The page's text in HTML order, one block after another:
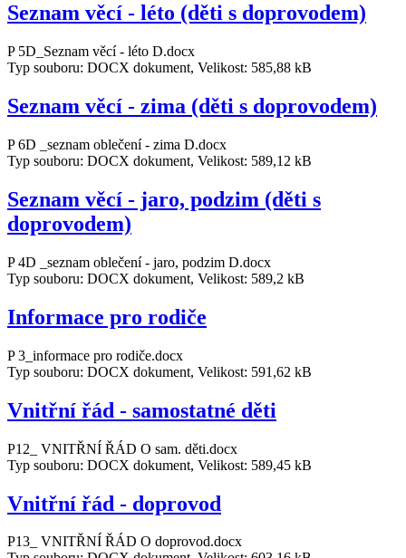
Seznam věcí - léto (děti s doprovodem)
P 5D_Seznam věcí - léto D.docx
Typ souboru: DOCX dokument, Velikost: 585,88 kB
Seznam věcí - zima (děti s doprovodem)
P 6D _seznam oblečení - zima D.docx
Typ souboru: DOCX dokument, Velikost: 589,12 kB
Seznam věcí - jaro, podzim (děti s
doprovodem)
P 4D _seznam oblečení - jaro, podzim D.docx
Typ souboru: DOCX dokument, Velikost: 589,2 kB
Informace pro rodiče
P 3_informace pro rodiče.docx
Typ souboru: DOCX dokument, Velikost: 591,62 kB
Vnitřní řád - samostatné děti
P12_ VNITŘNÍ ŘÁD O sam. děti.docx
Typ souboru: DOCX dokument, Velikost: 589,45 kB
Vnitřní řád - doprovod
P13_ VNITŘNÍ ŘÁD O doprovod.docx